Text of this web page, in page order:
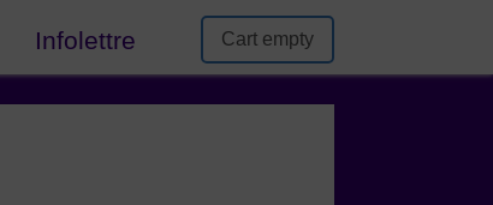
Infolettre Cart empty